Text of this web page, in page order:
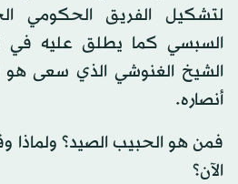
لتشكيل الفريق الحكومي
السبسي كما يطلق عليه في
الشيخ الغنوشي الذي سعى
أنصاره.
فمن هو الحبيب الصيد؟ ولماذا
الآن؟